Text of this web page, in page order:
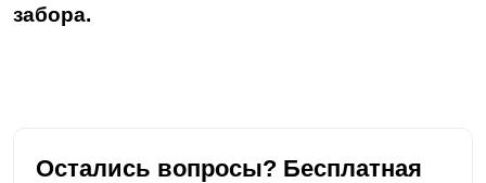
забора.
Остались вопросы? Бесплатная